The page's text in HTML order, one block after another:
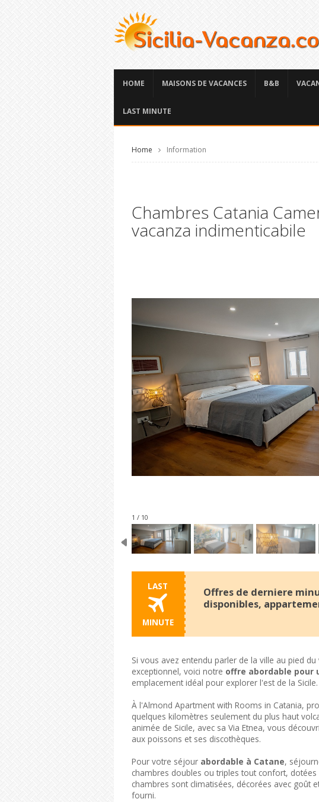
HOME MAISONS DE VACANCES B&B
LAST MINUTE
Home Information
Chambres Catania
vacanza indimenticabile
1 / 10
LAST
MINUTE
Offres de derniere
disponibles,
Si vous avez entendu parler de la ville au pied
exceptionnel, voici notre offre abordable pour
emplacement idéal pour explorer l'est de la Sicile.
À l'Almond Apartment with Rooms in Catania,
quelques kilomètres seulement du plus haut
animée de Sicile, avec sa Via Etnea, vous
aux poissons et ses discothèques.
Pour votre séjour abordable à Catane,
chambres doubles ou triples tout confort,
chambres sont climatisées, décorées avec goût
fourni.